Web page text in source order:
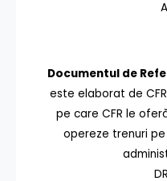
Documentul de
este elaborat de
pe care CFR le
opereze trenuri